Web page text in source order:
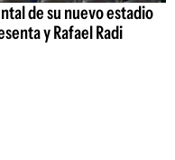
de su nuevo estadio
y Rafael Radi